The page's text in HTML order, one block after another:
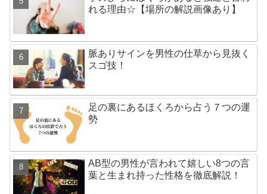
れる理由☆【場所の解説画像あり】
脈ありサインを男性の仕草から見抜く
スゴ技！
足の裏にあるほくろから占う７つの運
勢
AB型の男性が言われて嬉しい8つの言
葉と生まれ持った性格を徹底解説！